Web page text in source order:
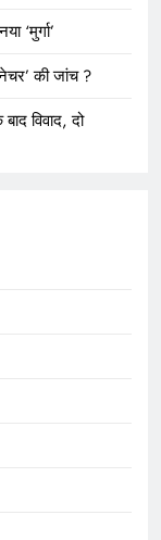
‘मुर्गा’
की जांच ?
विवाद, दो